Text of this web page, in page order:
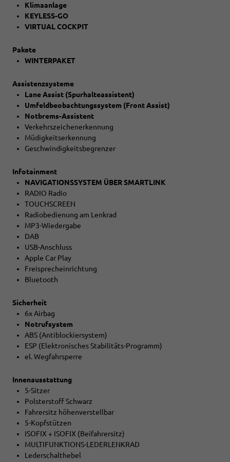
Klimaanlage
KEYLESS-GO
VIRTUAL COCKPIT
Pakete
WINTERPAKET
Assistenzsysteme
Lane Assist (Spurhalteassistent)
Umfeldbeobachtungssystem (Front Assist)
Notbrems-Assistent
Verkehrszeichenerkennung
Müdigkeitserkennung
Geschwindigkeitsbegrenzer
Infotainment
NAVIGATIONSSYSTEM ÜBER SMARTLINK
RADIO Radio
TOUCHSCREEN
Radiobedienung am Lenkrad
MP3-Wiedergabe
DAB
USB-Anschluss
Apple Car Play
Freisprecheinrichtung
Bluetooth
Sicherheit
6x Airbag
Notrufsystem
ABS (Antiblockiersystem)
ESP (Elektronisches Stabilitäts-Programm)
el. Wegfahrsperre
Innenausstattung
5-Sitzer
Polsterstoff Schwarz
Fahrersitz höhenverstellbar
5-Kopfstützen
ISOFIX + ISOFIX (Beifahrersitz)
MULTIFUNKTIONS-LEDERLENKRAD
Lederschalthebel